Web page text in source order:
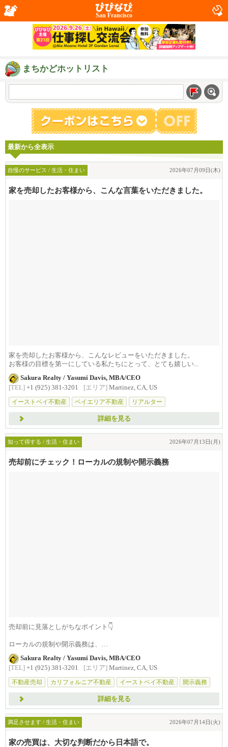
San Francisco
まちかどホットリスト
最新から全表示
自慢のサービス / 生活・住まい 2026年07月09日(木)
家を売却したお客様から、こんな言葉をいただきました。
家を売却したお客様から、こんなレビューをいただきました。
お客様の目標を第一にしている私たちにとって、とても嬉しい...
Sakura Realty / Yasumi Davis, MBA/CEO
[TEL] +1 (925) 381-3201 [エリア] Martinez, CA, US
イーストベイ不動産
ベイエリア不動産 リアルター
詳細を見る
知って得する / 生活・住まい 2026年07月13日(月)
売却前にチェック！ローカルの規制や開示義務
売却前に見落としがちなポイント👇
ローカルの規制や開示義務は、
✔ 想定外の出費につながったり
Sakura Realty / Yasumi Davis, MBA/CEO
[TEL] +1 (925) 381-3201 [エリア] Martinez, CA, US
不動産売却
カリフォルニア不動産 イーストベイ不動産 開示義務
詳細を見る
満足させます / 生活・住まい 2026年07月14日(火)
家の売買は、大切な判断だから日本語で。